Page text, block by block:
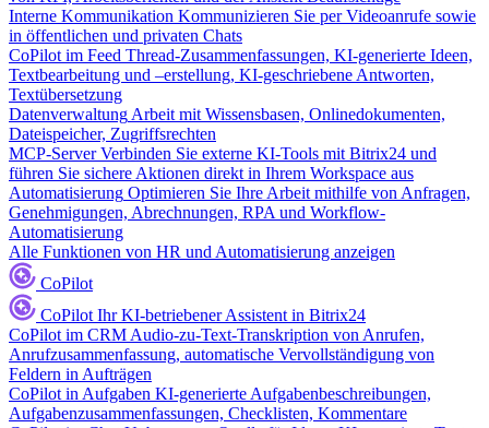
Interne Kommunikation Kommunizieren Sie per Videoanrufe sowie
in öffentlichen und privaten Chats
CoPilot im Feed Thread-Zusammenfassungen, KI-generierte Ideen,
Textbearbeitung und –erstellung, KI-geschriebene Antworten,
Textübersetzung
Datenverwaltung Arbeit mit Wissensbasen, Onlinedokumenten,
Dateispeicher, Zugriffsrechten
MCP-Server Verbinden Sie externe KI-Tools mit Bitrix24 und
führen Sie sichere Aktionen direkt in Ihrem Workspace aus
Automatisierung Optimieren Sie Ihre Arbeit mithilfe von Anfragen,
Genehmigungen, Abrechnungen, RPA und Workflow-
Automatisierung
Alle Funktionen von HR und Automatisierung anzeigen
CoPilot
CoPilot Ihr KI-betriebener Assistent in Bitrix24
CoPilot im CRM Audio-zu-Text-Transkription von Anrufen,
Anrufzusammenfassung, automatische Vervollständigung von
Feldern in Aufträgen
CoPilot in Aufgaben KI-generierte Aufgabenbeschreibungen,
Aufgabenzusammenfassungen, Checklisten, Kommentare